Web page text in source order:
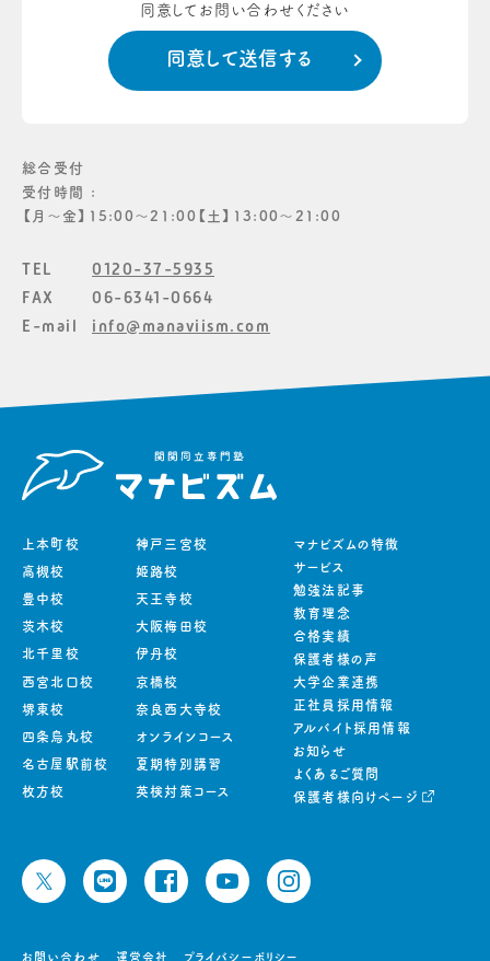
同意してお問い合わせください
総合受付
受付時間 :
【月〜金】15:00〜21:00【土】13:00〜21:00
TEL
0120-37-5935
FAX
06-6341-0664
E-mail
info@manaviism.com
上本町校
高槻校
豊中校
茨木校
北千里校
西宮北口校
堺東校
四条烏丸校
名古屋駅前校
枚方校
神戸三宮校
姫路校
天王寺校
大阪梅田校
伊丹校
京橋校
奈良西大寺校
オンラインコース
夏期特別講習
英検対策コース
マナビズムの特徴
サービス
勉強法記事
教育理念
合格実績
保護者様の声
大学企業連携
正社員採用情報
アルバイト採用情報
お知らせ
よくあるご質問
保護者様向けページ
お問い合わせ 運営会社 プライバシーポリシー